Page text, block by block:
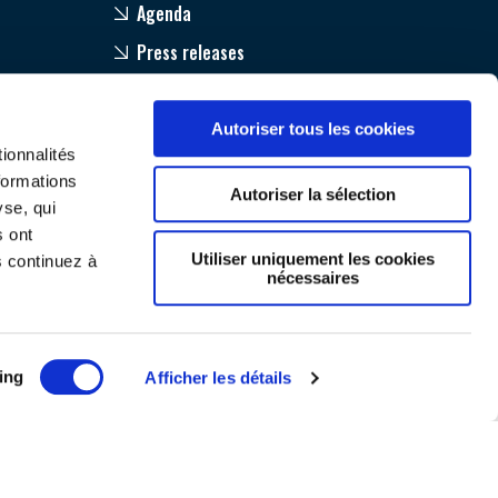
qui
ont
continuez à
Afficher les détails
Autoriser tous les cookies
Autoriser la sélection
Utiliser uniquement les cookies
nécessaires
Agenda
Press releases